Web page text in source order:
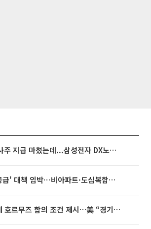
3445억 자사주 지급 마쳤는데...삼성전자 DX노조, 뒤늦은 '떼쓰기 집회'
영끌 '주택공급' 대책 임박⋯비아파트·도심복합까지 총동원
이란, 미국에 호르무즈 합의 조건 제시…美 “경기 아직 안 끝나” [종합]